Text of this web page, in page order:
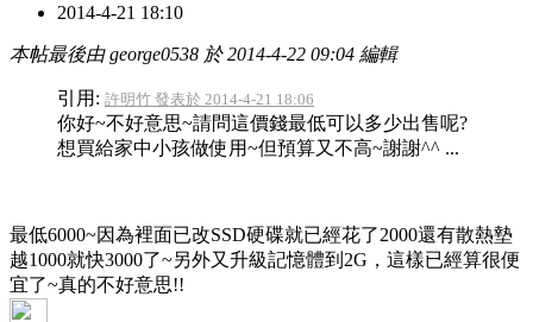
2014-4-21 18:10
本帖最後由 george0538 於 2014-4-22 09:04 編輯
引用: 許明竹 發表於 2014-4-21 18:06
你好~不好意思~請問這價錢最低可以多少出售呢?
想買給家中小孩做使用~但預算又不高~謝謝^^ ...
最低6000~因為裡面已改SSD硬碟就已經花了2000還有散熱墊
越1000就快3000了~另外又升級記憶體到2G，這樣已經算很便
宜了~真的不好意思!!